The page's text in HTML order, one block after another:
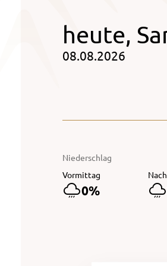
heute,
08.08.2026
Niederschlag
Vormittag
0%